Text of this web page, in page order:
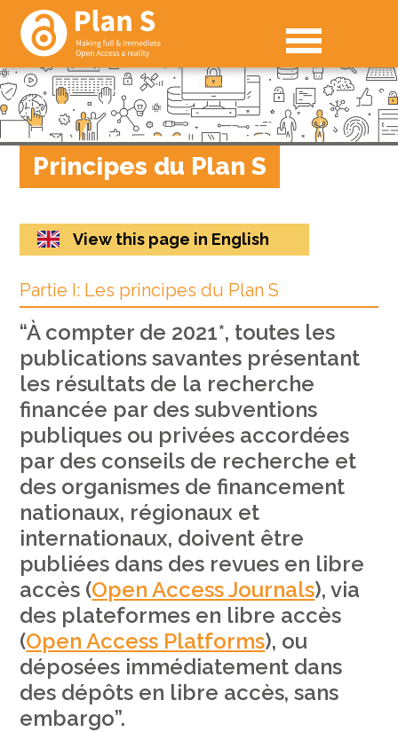
Principes du Plan S
View this page in English
Partie I: Les principes du Plan S
“À compter de 2021*, toutes les
publications savantes présentant
les résultats de la recherche
financée par des subventions
publiques ou privées accordées
par des conseils de recherche et
des organismes de financement
nationaux, régionaux et
internationaux, doivent être
publiées dans des revues en libre
accès (Open Access Journals), via
des plateformes en libre accès
(Open Access Platforms), ou
déposées immédiatement dans
des dépôts en libre accès, sans
embargo”.